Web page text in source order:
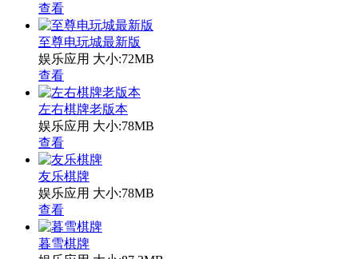
查看
至尊电玩城最新版
娱乐应用 大小:72MB
查看
左右棋牌老版本
娱乐应用 大小:78MB
查看
友乐棋牌
娱乐应用 大小:78MB
查看
暮雪棋牌